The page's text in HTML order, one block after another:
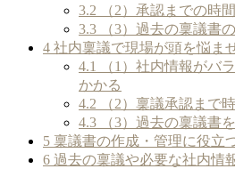
3.2 （2）承認までの時
3.3 （3）過去の稟議書
4 社内稟議で現場が頭を悩ま
4.1
（1）社内情報がバ
かかる
4.2 （2）稟議承認まで
4.3 （3）過去の稟議書
5 稟議書の作成・管理に役立
6 過去の稟議や必要な社内情